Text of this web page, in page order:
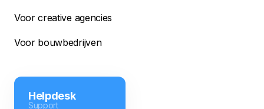
Voor creative agencies
Voor bouwbedrijven
Helpdesk
Support